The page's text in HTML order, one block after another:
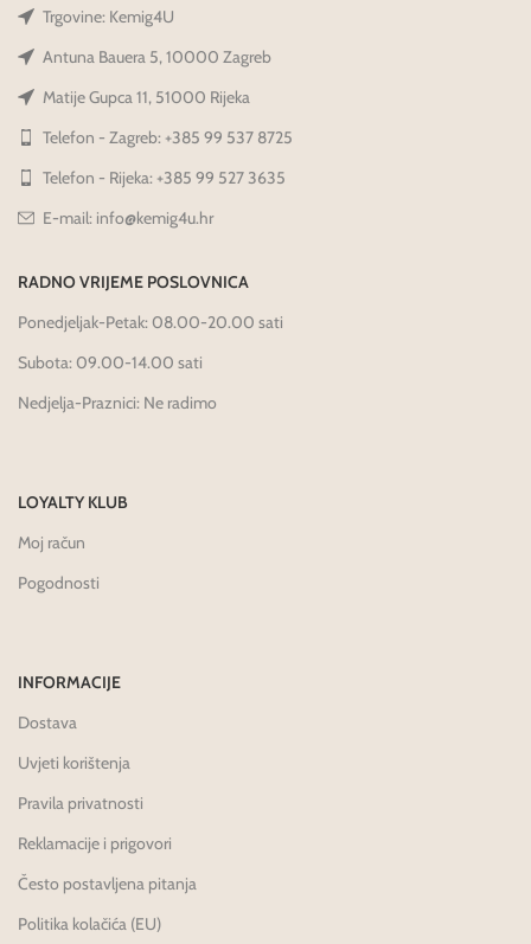
Trgovine: Kemig4U
Antuna Bauera 5, 10000 Zagreb
Matije Gupca 11, 51000 Rijeka
Telefon - Zagreb: +385 99 537 8725
Telefon - Rijeka: +385 99 527 3635
E-mail: info@kemig4u.hr
RADNO VRIJEME POSLOVNICA
Ponedjeljak-Petak: 08.00-20.00 sati
Subota: 09.00-14.00 sati
Nedjelja-Praznici: Ne radimo
LOYALTY KLUB
Moj račun
Pogodnosti
INFORMACIJE
Dostava
Uvjeti korištenja
Pravila privatnosti
Reklamacije i prigovori
Često postavljena pitanja
Politika kolačića (EU)